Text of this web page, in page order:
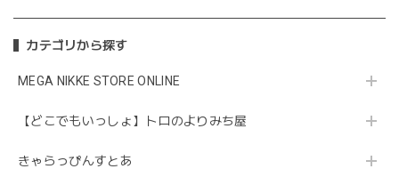
カテゴリから探す
MEGA NIKKE STORE ONLINE
【どこでもいっしょ】トロのよりみち屋
きゃらっぴんすとあ